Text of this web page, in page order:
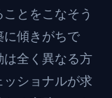
とをこなそう
に傾きがちで
全く異なる方
ショナルが求